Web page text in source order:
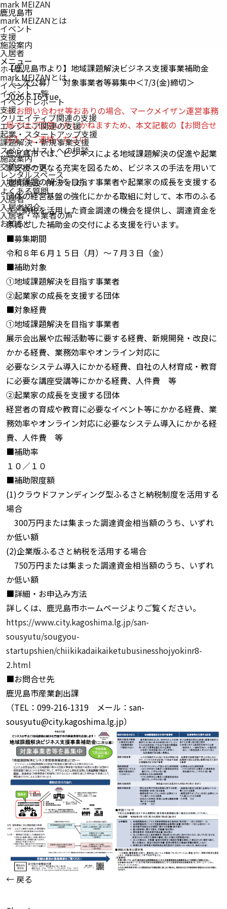
mark MEIZAN
鹿児島市
mark MEIZANとは
イベント
支援
施設案内
入居者
メニュー
ホーム
mark MEIZANとは
イベント
イベント一覧
イベントレポート
支援
クリエイティブ関連の支援
エンジニア関連の支援
起業・スタートアップ支援
課題解決・新規事業支援
スペシャリストへの相談
施設案内
交流スペース
レンタルスペース
入居用施設（オフィス）
よくある質問
入居者
入居者紹介
入居者・卒業者の声
お知らせ
【鹿児島市より】地域課題解決ビジネス支援事業補助金
（二次公募） 対象事業者等募集中＜7/3(金)締切＞
2026.6.16 Tue
※ お問い合わせ等おありの場合、マークメイザン運営事務
局ではご回答いたしかねますため、本文記載の【お問合せ
先】へご連絡ください
鹿児島市では、ビジネスによる地域課題解決の促進や起業
家支援の更なる充実を図るため、ビジネスの手法を用いて
地域課題の解決を目指す事業者や起業家の成長を支援する
団体の経営基盤の強化にかかる取組に対して、本市のふる
さと納税を活用した資金調達の機会を提供し、調達資金を
原資とした補助金の交付による支援を行います。
■募集期間
令和８年６月１５日（月）～７月３日（金）
■補助対象
①地域課題解決を目指す事業者
②起業家の成長を支援する団体
■対象経費
①地域課題解決を目指す事業者
展示会出展や広報活動等に要する経費、新規開発・改良に
かかる経費、業務効率やオンライン対応に
必要なシステム導入にかかる経費、自社の人材育成・教育
に必要な講座受講等にかかる経費、人件費 等
②起業家の成長を支援する団体
経営者の育成や教育に必要なイベント等にかかる経費、業
務効率やオンライン対応に必要なシステム導入にかかる経
費、人件費 等
■補助率
１０／１０
■補助限度額
(1)クラウドファンディング型ふるさと納税制度を活用する
場合
300万円または集まった調達資金相当額のうち、いずれ
か低い額
(2)企業版ふるさと納税を活用する場合
750万円または集まった調達資金相当額のうち、いずれ
か低い額
■詳細・お申込み方法
詳しくは、鹿児島市ホームページよりご覧ください。
https://www.city.kagoshima.lg.jp/san-
sousyutu/sougyou-
startupshien/chiikikadaikaiketubusinesshojyokinr8-
2.html
■お問合せ先
鹿児島市産業創出課
（TEL：099-216-1319 メール：san-
sousyutu@city.kagoshima.lg.jp）
← 戻る